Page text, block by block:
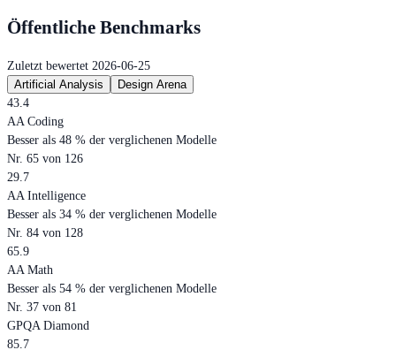
Öffentliche Benchmarks
Zuletzt bewertet 2026-06-25
Artificial Analysis
Design Arena
43.4
AA Coding
Besser als 48 % der verglichenen Modelle
Nr. 65 von 126
29.7
AA Intelligence
Besser als 34 % der verglichenen Modelle
Nr. 84 von 128
65.9
AA Math
Besser als 54 % der verglichenen Modelle
Nr. 37 von 81
GPQA Diamond
85.7